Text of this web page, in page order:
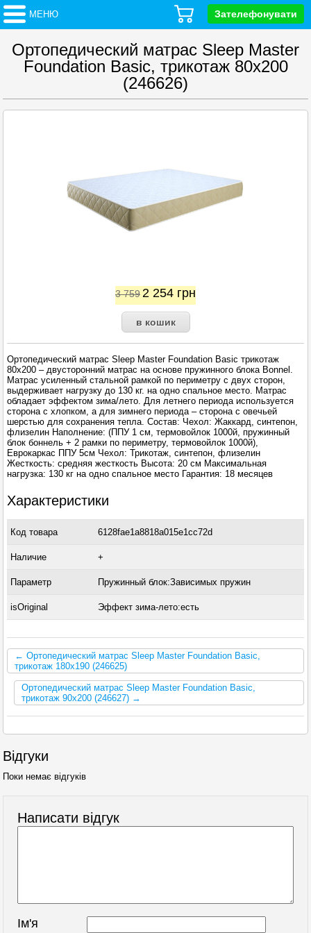
МЕНЮ Зателефонувати
Ортопедический матрас Sleep Master
Foundation Basic, трикотаж 80x200
(246626)
3 7592 254 грн
Ортопедический матрас Sleep Master Foundation Basic трикотаж
80x200 – двусторонний матрас на основе пружинного блока Bonnel.
Матрас усиленный стальной рамкой по периметру с двух сторон,
выдерживает нагрузку до 130 кг. на одно спальное место. Матрас
обладает эффектом зима/лето. Для летнего периода используется
сторона с хлопком, а для зимнего периода – сторона с овечьей
шерстью для сохранения тепла. Состав: Чехол: Жаккард, синтепон,
флизелин Наполнение: (ППУ 1 см, термовойлок 1000й, пружинный
блок боннель + 2 рамки по периметру, термовойлок 1000й),
Еврокаркас ППУ 5см Чехол: Трикотаж, синтепон, флизелин
Жесткость: средняя жесткость Высота: 20 см Максимальная
нагрузка: 130 кг на одно спальное место Гарантия: 18 месяцев
Характеристики
Код товара 6128fae1a8818a015e1cc72d
Наличие +
Параметр Пружинный блок:Зависимых пружин
isOriginal Эффект зима-лето:есть
← Ортопедический матрас Sleep Master Foundation Basic,
трикотаж 180x190 (246625)
Ортопедический матрас Sleep Master Foundation Basic,
трикотаж 90x200 (246627) →
Відгуки
Поки немає відгуків
Написати відгук
Ім'я